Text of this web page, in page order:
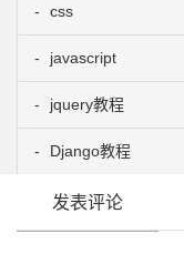
css
javascript
jquery教程
Django教程
发表评论